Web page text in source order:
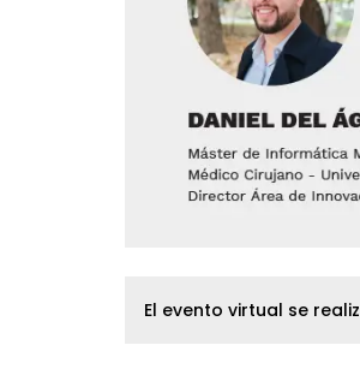
El evento virtual se